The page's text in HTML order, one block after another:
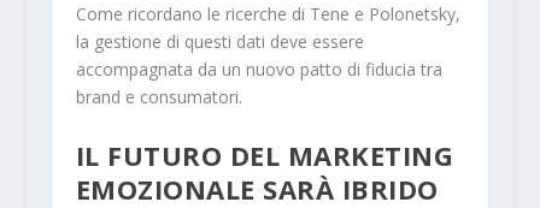
Come ricordano le ricerche di Tene e Polonetsky,
la gestione di questi dati deve essere
accompagnata da un nuovo patto di fiducia tra
brand e consumatori.
IL FUTURO DEL MARKETING
EMOZIONALE SARÀ IBRIDO